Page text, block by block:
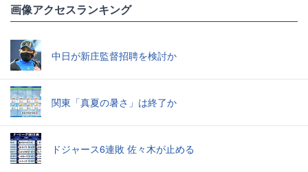
画像アクセスランキング
中日が新庄監督招聘を検討か
関東「真夏の暑さ」は終了か
ドジャース6連敗 佐々木が止める